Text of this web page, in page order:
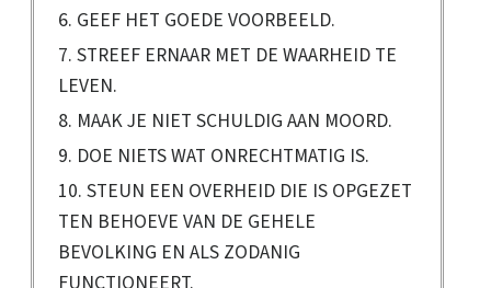
6. GEEF HET GOEDE VOORBEELD.
7. STREEF ERNAAR MET DE WAARHEID TE
LEVEN.
8. MAAK JE NIET SCHULDIG AAN MOORD.
9. DOE NIETS WAT ONRECHTMATIG IS.
10. STEUN EEN OVERHEID DIE IS OPGEZET
TEN BEHOEVE VAN DE GEHELE
BEVOLKING EN ALS ZODANIG